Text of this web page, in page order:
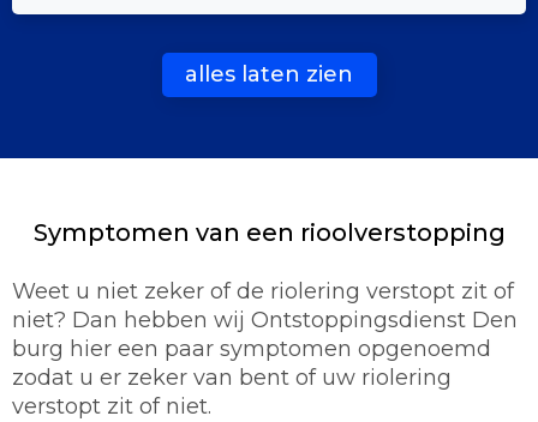
alles laten zien
Symptomen van een rioolverstopping
Weet u niet zeker of de riolering verstopt zit of
niet? Dan hebben wij Ontstoppingsdienst Den
burg hier een paar symptomen opgenoemd
zodat u er zeker van bent of uw riolering
verstopt zit of niet.